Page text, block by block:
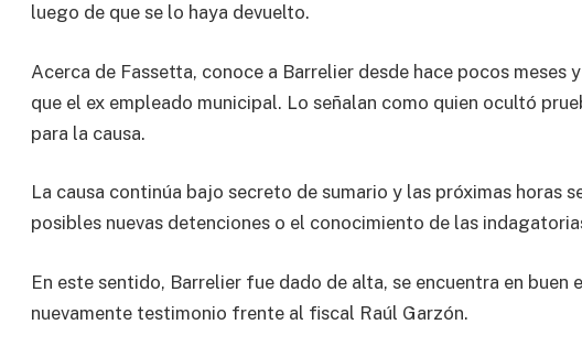
luego de que se lo haya devuelto.
Acerca de Fassetta, conoce a Barrelier desde hace pocos meses
que el ex empleado municipal. Lo señalan como quien ocultó
para la causa.
La causa continúa bajo secreto de sumario y las próximas horas
posibles nuevas detenciones o el conocimiento de las
En este sentido, Barrelier fue dado de alta, se encuentra en
nuevamente testimonio frente al fiscal Raúl Garzón.